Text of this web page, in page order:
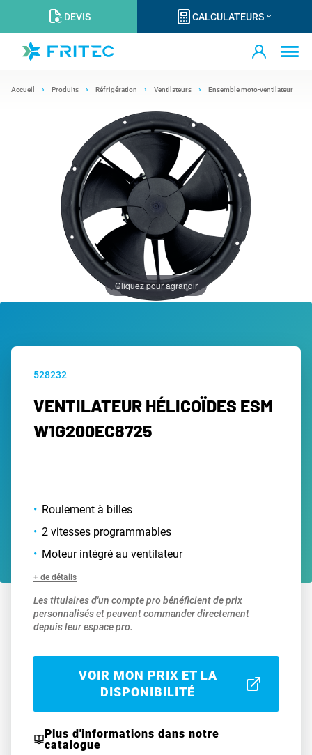
DEVIS CALCULATEURS
Accueil Produits Réfrigération Ventilateurs Ensemble moto-ventilateur
Cliquez pour agrandir
528232
VENTILATEUR HÉLICOÏDES ESM
W1G200EC8725
Roulement à billes
2 vitesses programmables
Moteur intégré au ventilateur
+ de détails
Les titulaires d'un compte pro bénéficient de prix
personnalisés et peuvent commander directement
depuis leur espace pro.
VOIR MON PRIX ET LA
DISPONIBILITÉ
Plus d'informations dans notre
catalogue